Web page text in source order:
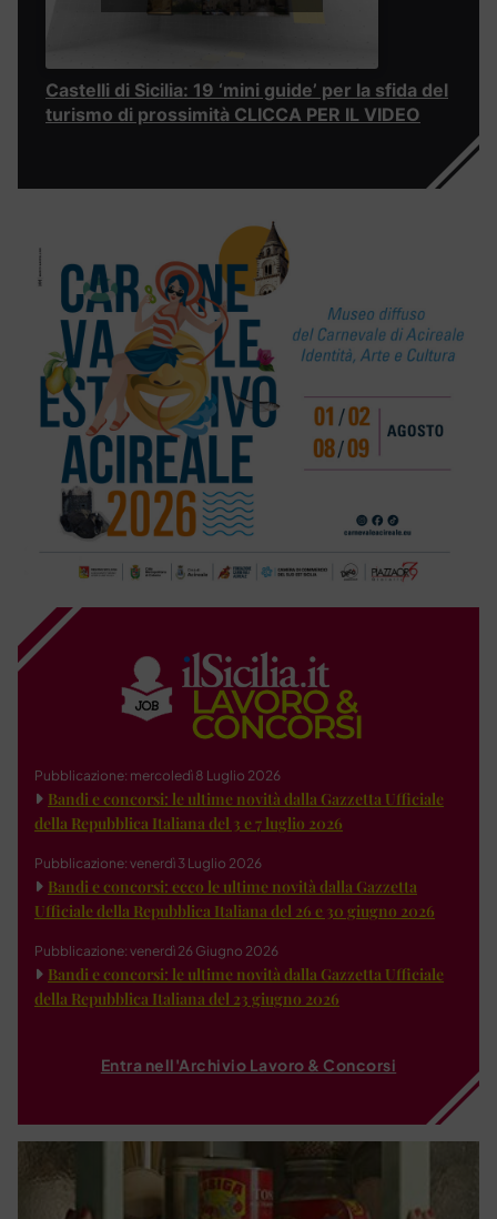
Castelli di Sicilia: 19 ‘mini guide’ per la sfida del
turismo di prossimità CLICCA PER IL VIDEO
Pubblicazione: mercoledì 8 Luglio 2026
Bandi e concorsi: le ultime novità dalla Gazzetta Ufficiale
della Repubblica Italiana del 3 e 7 luglio 2026
Pubblicazione: venerdì 3 Luglio 2026
Bandi e concorsi: ecco le ultime novità dalla Gazzetta
Ufficiale della Repubblica Italiana del 26 e 30 giugno 2026
Pubblicazione: venerdì 26 Giugno 2026
Bandi e concorsi: le ultime novità dalla Gazzetta Ufficiale
della Repubblica Italiana del 23 giugno 2026
Entra nell'Archivio Lavoro & Concorsi